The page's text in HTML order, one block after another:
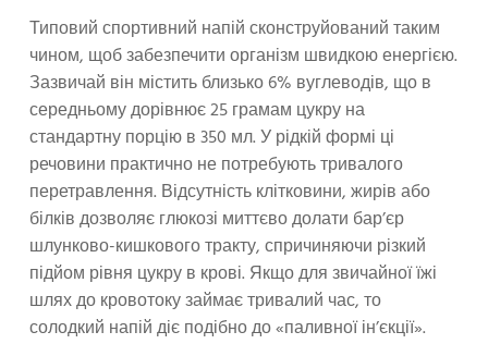
Типовий спортивний напій сконструйований таким
чином, щоб забезпечити організм швидкою енергією.
Зазвичай він містить близько 6% вуглеводів, що в
середньому дорівнює 25 грамам цукру на
стандартну порцію в 350 мл. У рідкій формі ці
речовини практично не потребують тривалого
перетравлення. Відсутність клітковини, жирів або
білків дозволяє глюкозі миттєво долати бар’єр
шлунково-кишкового тракту, спричиняючи різкий
підйом рівня цукру в крові. Якщо для звичайної їжі
шлях до кровотоку займає тривалий час, то
солодкий напій діє подібно до «паливної ін’єкції».